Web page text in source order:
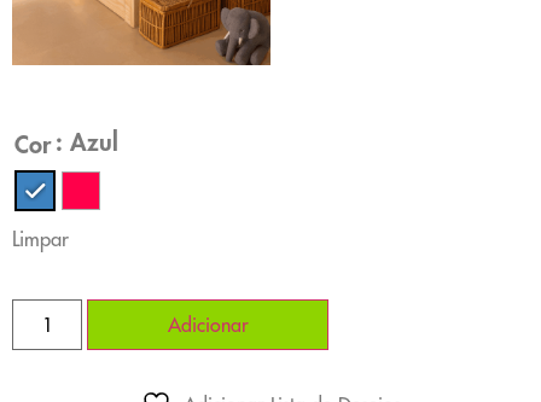
Cor : Azul
Limpar
Adicionar